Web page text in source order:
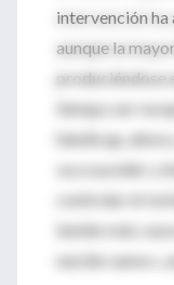
intervención ha
aunque la
produciéndose
tiempo ser
hándicap,
va a suceder y
controlar el
tenido más
nacido sanos»,